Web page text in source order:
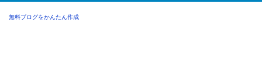
無料ブログをかんたん作成